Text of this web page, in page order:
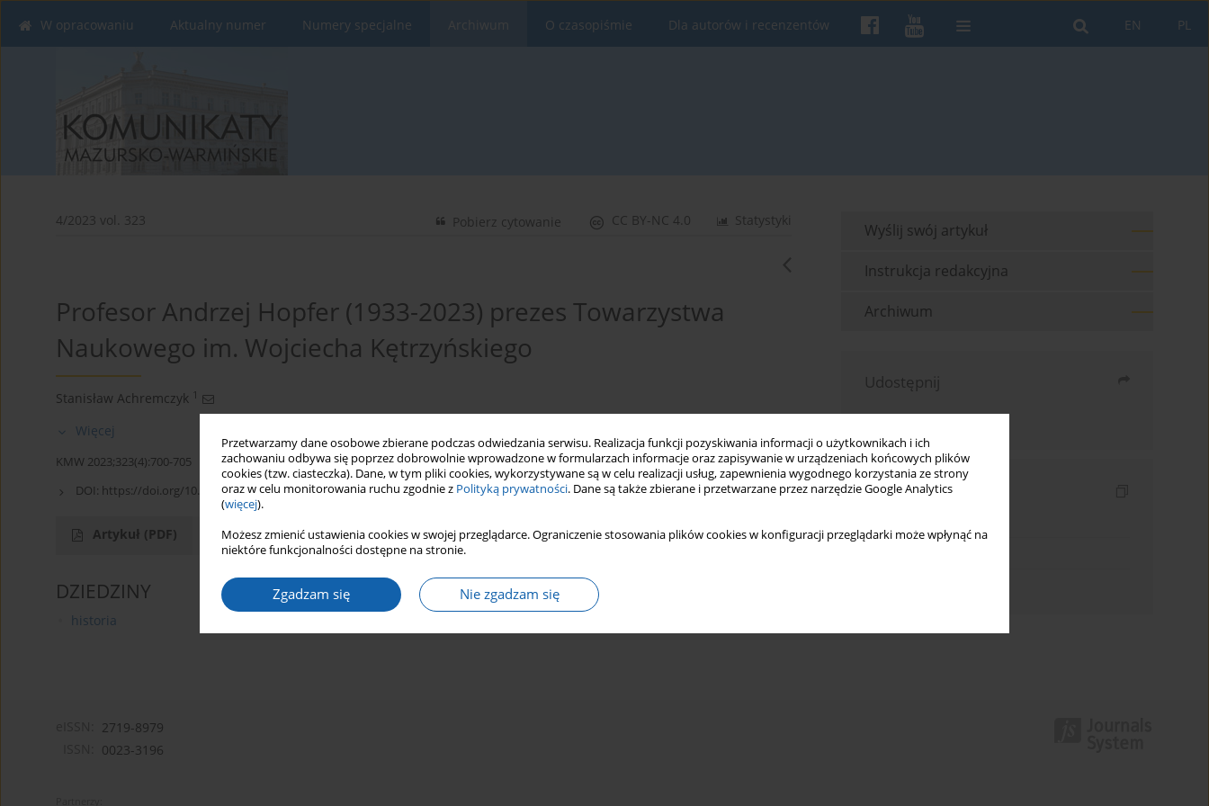
Przetwarzamy dane osobowe zbierane podczas odwiedzania serwisu. Realizacja funkcji pozyskiwania informacji o użytkownikach i ich
zachowaniu odbywa się poprzez dobrowolnie wprowadzone w formularzach informacje oraz zapisywanie w urządzeniach końcowych plików
cookies (tzw. ciasteczka). Dane, w tym pliki cookies, wykorzystywane są w celu realizacji usług, zapewnienia wygodnego korzystania ze strony
oraz w celu monitorowania ruchu zgodnie z Polityką prywatności. Dane są także zbierane i przetwarzane przez narzędzie Google Analytics
(więcej).
Możesz zmienić ustawienia cookies w swojej przeglądarce. Ograniczenie stosowania plików cookies w konfiguracji przeglądarki może wpłynąć na
niektóre funkcjonalności dostępne na stronie.
Zgadzam się Nie zgadzam się
PL
EN
W opracowaniu Aktualny numer Numery specjalne Archiwum O czasopiśmie Dla autorów i recenzentów
4/2023 vol. 323 Statystyki
CC BY-NC 4.0
Pobierz cytowanie
Profesor Andrzej Hopfer (1933-2023) prezes Towarzystwa
Naukowego im. Wojciecha Kętrzyńskiego
Stanisław Achremczyk 1
Więcej
KMW 2023;323(4):700-705
DOI: https://doi.org/10.51974/kmw-184137
Artykuł (PDF)
DZIEDZINY
historia
Wyślij swój artykuł
Instrukcja redakcyjna
Archiwum
Udostępnij
Indeksy
2719-8979
0023-3196